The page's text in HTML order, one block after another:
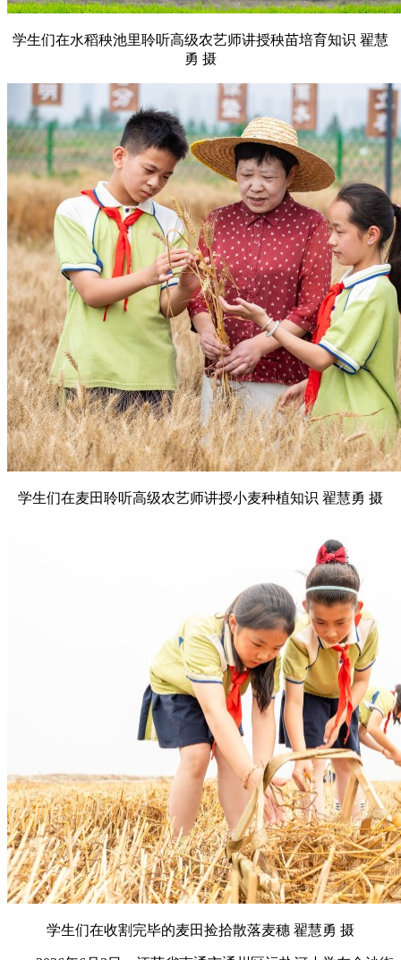
学生们在水稻秧池里聆听高级农艺师讲授秧苗培育知识 翟慧
勇 摄
学生们在麦田聆听高级农艺师讲授小麦种植知识 翟慧勇 摄
学生们在收割完毕的麦田捡拾散落麦穗 翟慧勇 摄